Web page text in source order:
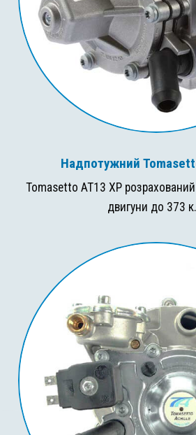
Надпотужний
Tomasetto AT13 XP
двигуни до 373